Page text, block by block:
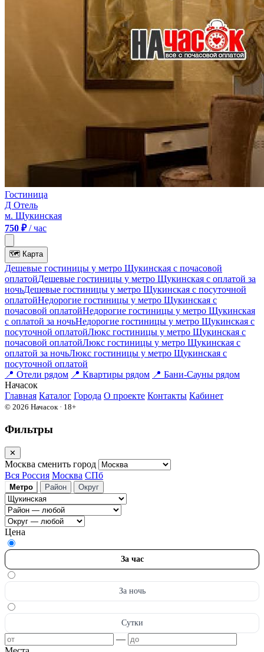
Гостиница
Д Отель
м. Щукинская
750 ₽/ час
🗺 Карта
Дешевые гостиницы у метро Щукинская c почасовой
оплатойДешевые гостиницы у метро Щукинская с оплатой за
ночьДешевые гостиницы у метро Щукинская c посуточной
оплатойНедорогие гостиницы у метро Щукинская c
почасовой оплатойНедорогие гостиницы у метро Щукинская
с оплатой за ночьНедорогие гостиницы у метро Щукинская c
посуточной оплатойЛюкс гостиницы у метро Щукинская c
почасовой оплатойЛюкс гостиницы у метро Щукинская с
оплатой за ночьЛюкс гостиницы у метро Щукинская c
посуточной оплатой
📍 Отели рядом 📍 Квартиры рядом 📍 Бани-Сауны рядом
Начасок
Главная Каталог Города О проекте Контакты Кабинет
© 2026 Начасок · 18+
Фильтры
✕
Москва сменить город
Вся Россия Москва СПб
Метро Район Округ
Цена
За час
За ночь
Сутки
—